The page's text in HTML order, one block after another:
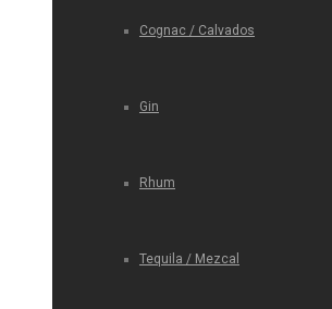
Cognac / Calvados
Gin
Rhum
Tequila / Mezcal